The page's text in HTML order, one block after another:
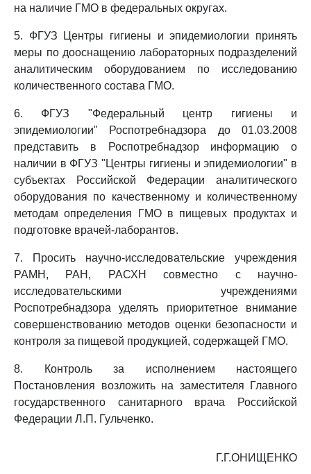
на наличие ГМО в федеральных округах.
5. ФГУЗ Центры гигиены и эпидемиологии принять
меры по дооснащению лабораторных подразделений
аналитическим оборудованием по исследованию
количественного состава ГМО.
6. ФГУЗ "Федеральный центр гигиены и
эпидемиологии" Роспотребнадзора до 01.03.2008
представить в Роспотребнадзор информацию о
наличии в ФГУЗ "Центры гигиены и эпидемиологии" в
субъектах Российской Федерации аналитического
оборудования по качественному и количественному
методам определения ГМО в пищевых продуктах и
подготовке врачей-лаборантов.
7. Просить научно-исследовательские учреждения
РАМН, РАН, РАСХН совместно с научно-
исследовательскими учреждениями
Роспотребнадзора уделять приоритетное внимание
совершенствованию методов оценки безопасности и
контроля за пищевой продукцией, содержащей ГМО.
8. Контроль за исполнением настоящего
Постановления возложить на заместителя Главного
государственного санитарного врача Российской
Федерации Л.П. Гульченко.
Г.Г.ОНИЩЕНКО